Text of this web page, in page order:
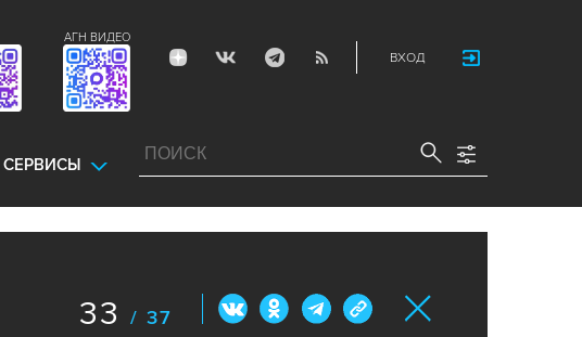
ВХОД
АГН ВИДЕО
СЕРВИСЫ
33 / 37